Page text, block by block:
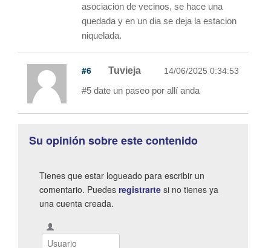
asociacion de vecinos, se hace una
quedada y en un dia se deja la estacion
niquelada.
#6 Tuvieja 14/06/2025 0:34:53
#5 date un paseo por allí anda
Su opinión sobre este contenido
Tienes que estar logueado para escribir un
comentario. Puedes registrarte si no tienes ya
una cuenta creada.